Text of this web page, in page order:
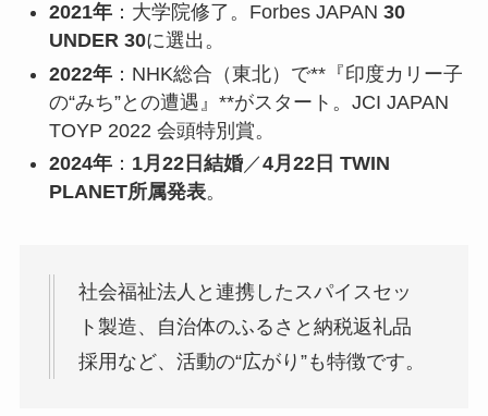
2021年：大学院修了。Forbes JAPAN 30
UNDER 30に選出。
2022年：NHK総合（東北）で**『印度カリー子
の“みち”との遭遇』**がスタート。JCI JAPAN
TOYP 2022 会頭特別賞。
2024年： 1月22日結婚／4月22日 TWIN
PLANET所属発表。
社会福祉法人と連携したスパイスセッ
ト製造、自治体のふるさと納税返礼品
採用など、活動の“広がり”も特徴です。